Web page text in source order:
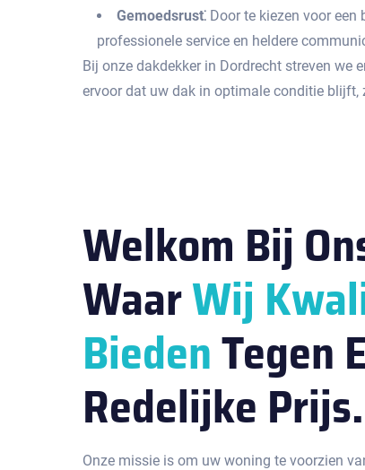
Gemoedsrust⁚Door te kiezen voor een
professionele service en heldere
Bij onze dakdekker in Dordrecht streven we
ervoor dat uw dak in optimale conditie
Welkom Bij
WaarWij
BiedenTegen
Redelijke Prijs.
Onze missie is om uw woning te voorzien